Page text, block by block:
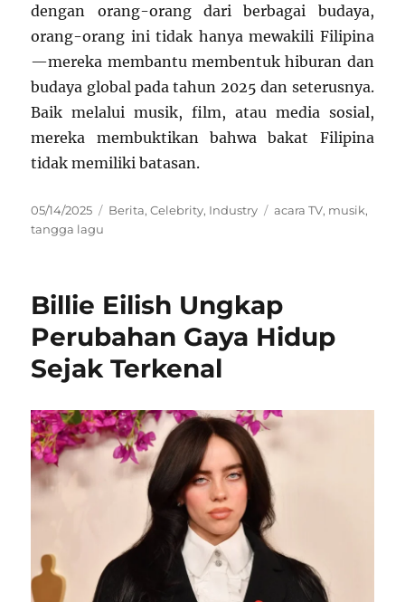
dengan orang-orang dari berbagai budaya,
orang-orang ini tidak hanya mewakili Filipina
—mereka membantu membentuk hiburan dan
budaya global pada tahun 2025 dan seterusnya.
Baik melalui musik, film, atau media sosial,
mereka membuktikan bahwa bakat Filipina
tidak memiliki batasan.
Posted
on
05/14/2025 Categories
Berita,Celebrity, Industry Tags
acara TV, musik,
tangga lagu
Billie Eilish Ungkap
Perubahan Gaya Hidup
Sejak Terkenal